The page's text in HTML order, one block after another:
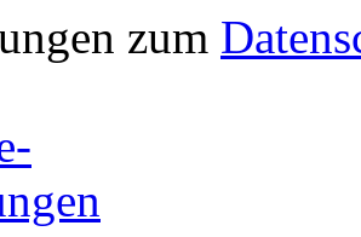
zum